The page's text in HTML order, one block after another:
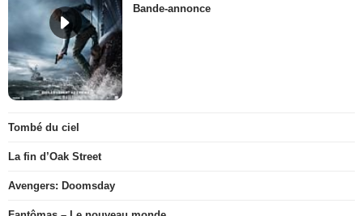
Bande-annonce
Tombé du ciel
La fin d’Oak Street
Avengers: Doomsday